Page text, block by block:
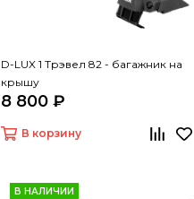
D-LUX 1 Трэвел 82 - багажник на
крышу
8 800 ₽
В корзину
В НАЛИЧИИ